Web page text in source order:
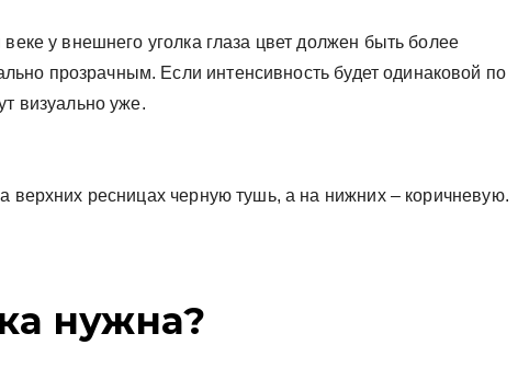
у внешнего уголка глаза цвет должен быть более
прозрачным. Если интенсивность будет одинаковой по
визуально уже.
верхних ресницах черную тушь, а на нижних – коричневую.
нужна?